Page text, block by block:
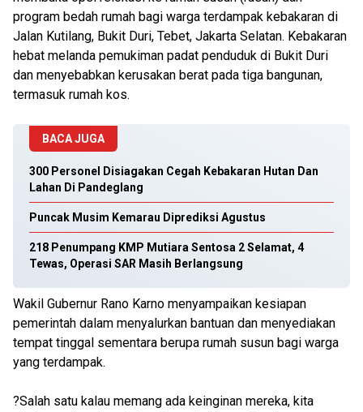
program bedah rumah bagi warga terdampak kebakaran di
Jalan Kutilang, Bukit Duri, Tebet, Jakarta Selatan. Kebakaran
hebat melanda pemukiman padat penduduk di Bukit Duri
dan menyebabkan kerusakan berat pada tiga bangunan,
termasuk rumah kos.
BACA JUGA
300 Personel Disiagakan Cegah Kebakaran Hutan Dan
Lahan Di Pandeglang
Puncak Musim Kemarau Diprediksi Agustus
218 Penumpang KMP Mutiara Sentosa 2 Selamat, 4
Tewas, Operasi SAR Masih Berlangsung
Wakil Gubernur Rano Karno menyampaikan kesiapan
pemerintah dalam menyalurkan bantuan dan menyediakan
tempat tinggal sementara berupa rumah susun bagi warga
yang terdampak.
?Salah satu kalau memang ada keinginan mereka, kita